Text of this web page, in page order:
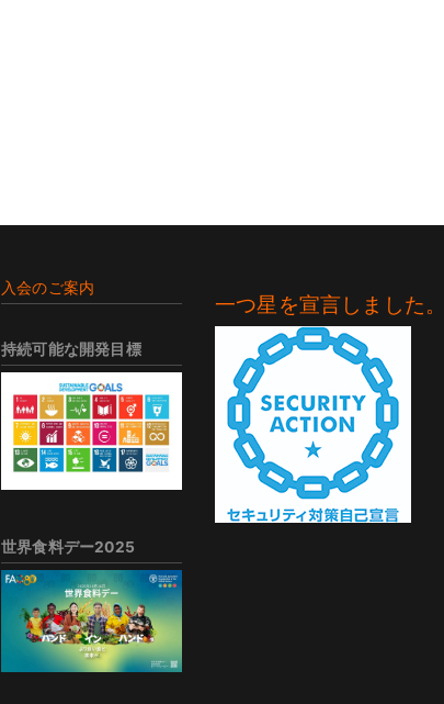
入会のご案内
持続可能な開発目標
世界食料デー2025
一つ星を宣言しました